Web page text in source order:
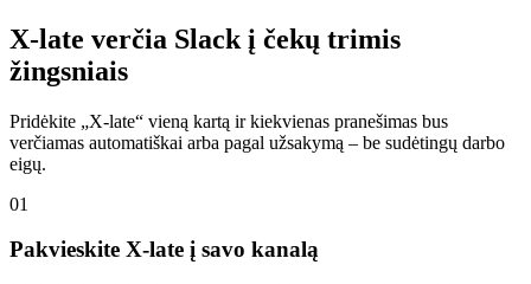
X-late verčia Slack į čekų trimis
žingsniais
Pridėkite „X-late“ vieną kartą ir kiekvienas pranešimas bus
verčiamas automatiškai arba pagal užsakymą – be sudėtingų darbo
eigų.
01
Pakvieskite X-late į savo kanalą